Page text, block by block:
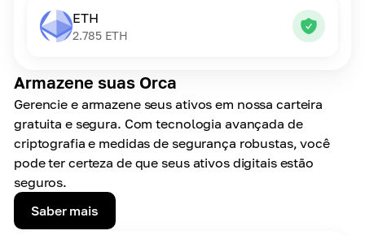
Armazene suas Orca
Gerencie e armazene seus ativos em nossa carteira
gratuita e segura. Com tecnologia avançada de
criptografia e medidas de segurança robustas, você
pode ter certeza de que seus ativos digitais estão
seguros.
Saber mais
ETH
2.785 ETH